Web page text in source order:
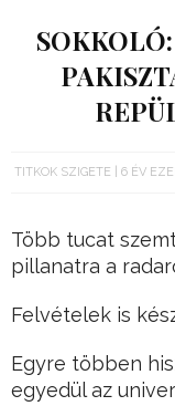
TITKOK SZIGETE 6 ÉV
Több tucat
pillanatra a
Felvételek is
Egyre többen
egyedül az